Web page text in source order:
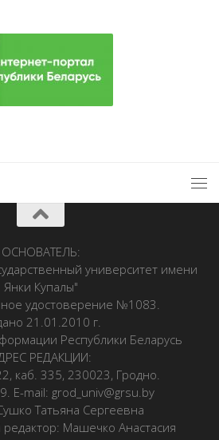
ОСНОВАТЕЛЬ:
университет имени
Янки Купалы"
удостоверение №1083.
21.01.2010 г.
Республики Беларусь
РЕДАКЦИИ:
каб. 335, 230023, Гродно.
E-mail: grod_univ@grsu.by
Татьяна Сергеевна
Машечко Анастасия